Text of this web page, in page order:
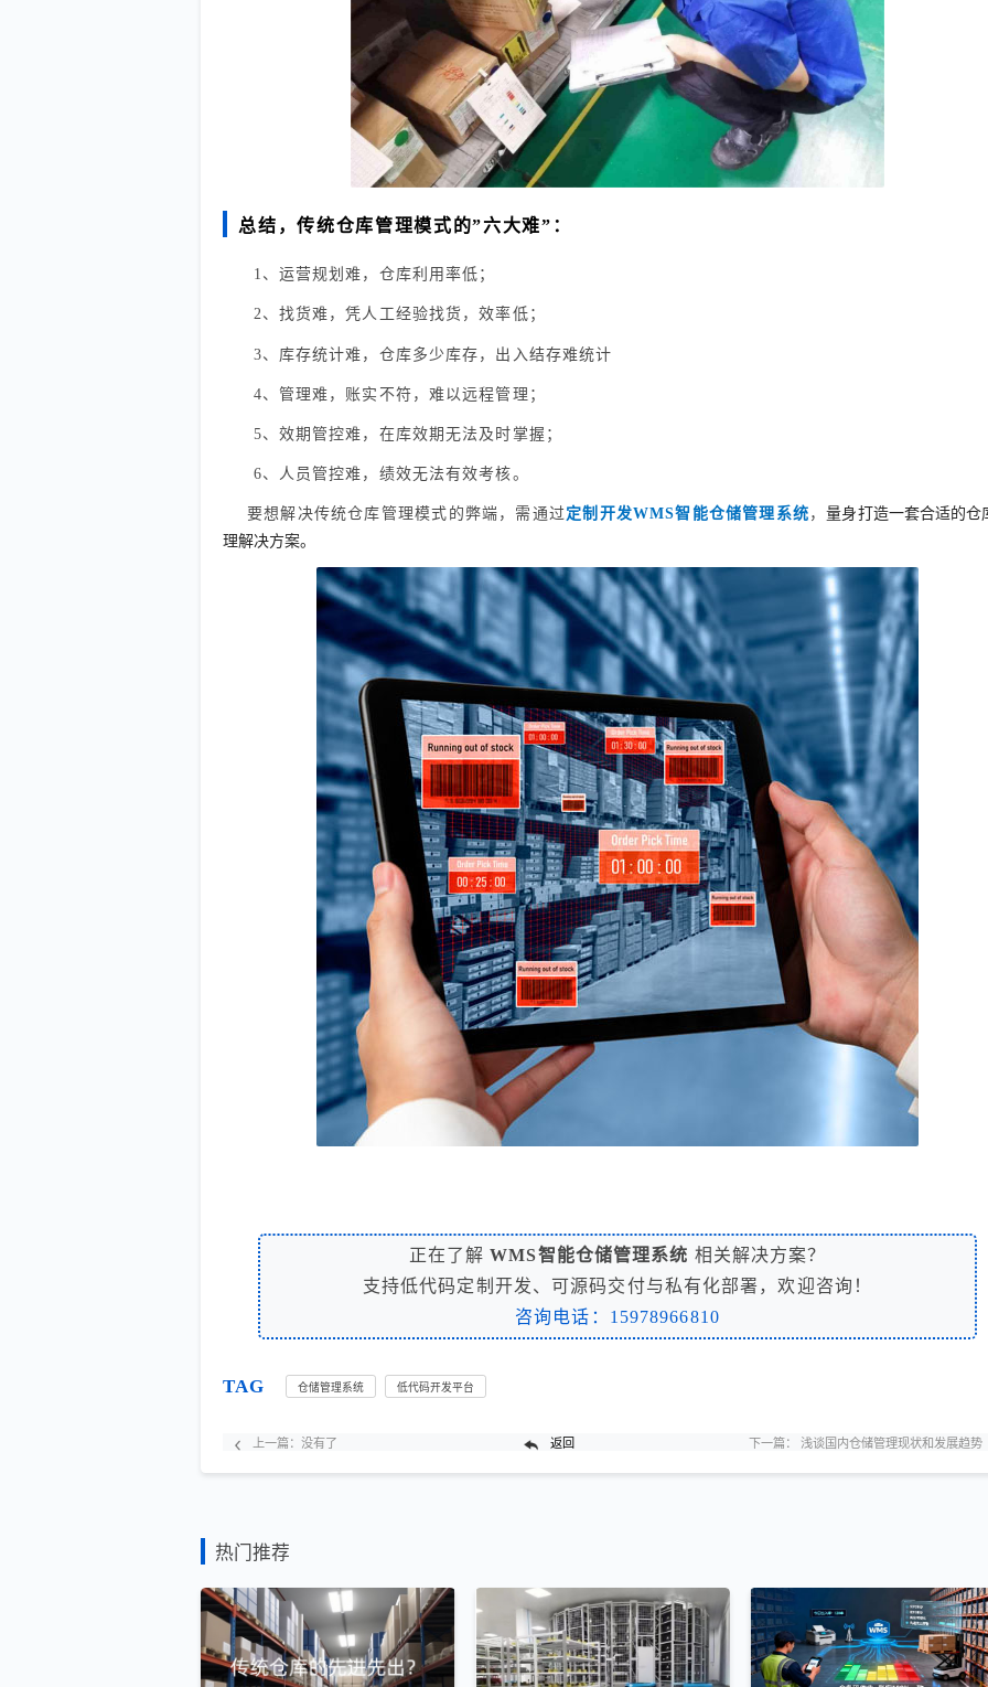
总结，传统仓库管理模式的”六大难” ：
1、运营规划难，仓库利用率低；
2、找货难，凭人工经验找货，效率低；
3、库存统计难，仓库多少库存，出入结存难统计
4、管理难，账实不符，难以远程管理；
5、效期管控难，在库效期无法及时掌握；
6、人员管控难，绩效无法有效考核。
要想解决传统仓库管理模式的弊端，需通过 定制开发WMS智能仓储管理系统 ，量身打造一套合适的仓
理解决方案。
正在了解WMS智能仓储管理系统 相关解决方案？
支持低代码定制开发、可源码交付与私有化部署，欢迎咨询！
咨询电话：15978966810
TAG 仓储管理系统 低代码开发平台
上一篇：没有了 返回 下一篇： 浅谈国内仓储管理现状和发展趋势
热门推荐